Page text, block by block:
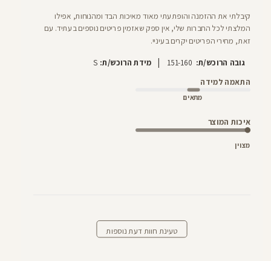
קיבלתי את ההזמנה והופתעתי מאוד מאיכות הבד ומהנוחות, אפילו
המלצתי לכל החברות שלי, אין ספק שאזמין פריטים נוספים בעתיד. עם
זאת, מחירי הפריטים יקרים בעיניי.
גובה הרוכש/ת: 151-160
| מידת הרוכש/ת: S
התאמה למידה
מתאים
איכות המוצר
מצוין
טעינת חוות דעת נוספות